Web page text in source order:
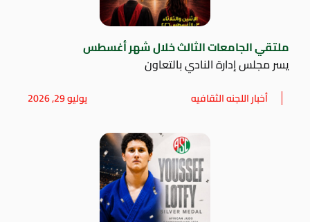
ملتقي الجامعات الثالث خلال شهر أغسطس
يسر مجلس إدارة النادي بالتعاون
أخبار اللجنه الثقافيه يوليو 29, 2026